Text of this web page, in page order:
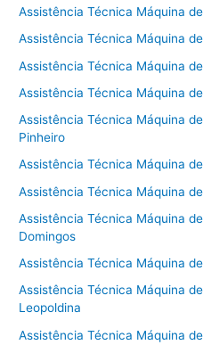
Assistência Técnica Máquina
Assistência Técnica Máquina
Assistência Técnica Máquina
Assistência Técnica Máquina
Assistência Técnica Máquina
Pinheiro
Assistência Técnica Máquina
Assistência Técnica Máquina
Assistência Técnica Máquina
Domingos
Assistência Técnica Máquina
Assistência Técnica Máquina
Leopoldina
Assistência Técnica Máquina